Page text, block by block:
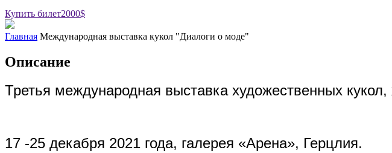
Купить билет2000$
Главная Международная выставка кукол "Диалоги о моде"
Описание
Третья международная выставка художественных
17 -25 декабря 2021 года, галерея «Арена», Герцлия.